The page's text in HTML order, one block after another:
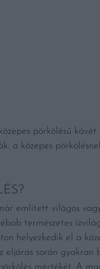
pörkölésű kávét
a közepes
említett világos
természetes
helyezkedik el a
során gyakran
mértékét. A